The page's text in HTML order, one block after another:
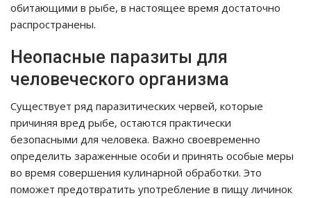
обитающими в рыбе, в настоящее время достаточно
распространены.
Неопасные паразиты для
человеческого организма
Существует ряд паразитических червей, которые
причиняя вред рыбе, остаются практически
безопасными для человека. Важно своевременно
определить зараженные особи и принять особые меры
во время совершения кулинарной обработки. Это
поможет предотвратить употребление в пищу личинок